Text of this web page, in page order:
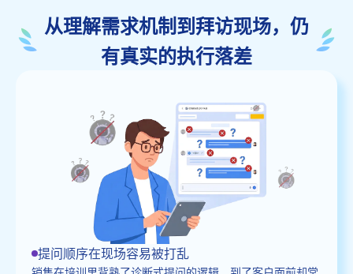
从理解需求机制到拜访现场，仍
有真实的执行落差
提问顺序在现场容易被打乱